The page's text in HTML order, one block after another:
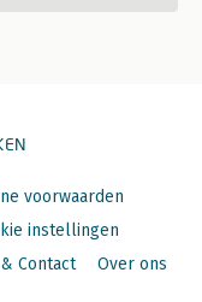
voorwaarden
instellingen
Contact Over ons